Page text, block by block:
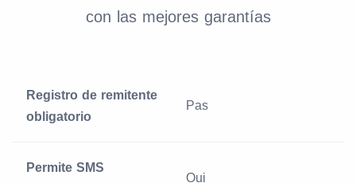
con las mejores garantías
Registro de remitente
obligatorio
Pas
Permite SMS
Oui